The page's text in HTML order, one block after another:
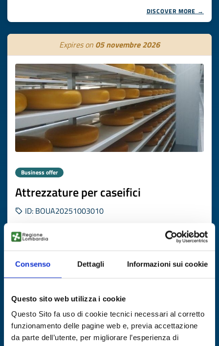
Consenso Dettagli Informazioni sui cookie
Questo sito web utilizza i cookie
Questo Sito fa uso di cookie tecnici necessari al corretto
funzionamento delle pagine web e, previa accettazione
da parte dell’utente, per migliorare l’esperienza di
DISCOVER MORE →
Expires on 05 novembre 2026
Business offer
Attrezzature per caseifici
ID: BOUA20251003010
DISCOVER MORE →
Expires on